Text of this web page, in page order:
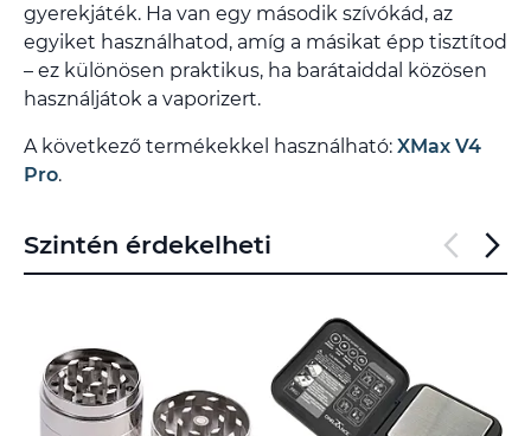
gyerekjáték. Ha van egy második szívókád, az
egyiket használhatod, amíg a másikat épp tisztítod
– ez különösen praktikus, ha barátaiddal közösen
használjátok a vaporizert.
A következő termékekkel használható: XMax V4
Pro.
Szintén érdekelheti